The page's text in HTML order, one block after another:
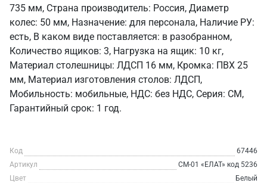
735 мм, Страна производитель: Россия, Диаметр
колес: 50 мм, Назначение: для персонала, Наличие РУ:
есть, В каком виде поставляется: в разобранном,
Количество ящиков: 3, Нагрузка на ящик: 10 кг,
Материал столешницы: ЛДСП 16 мм, Кромка: ПВХ 25
мм, Материал изготовления столов: ЛДСП,
Мобильность: мобильные, НДС: без НДС, Серия: СМ,
Гарантийный срок: 1 год.
Код
67446
Артикул
СМ-01 «ЕЛАТ» код 5236
Цвет
Белый